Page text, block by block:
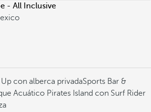
- All Inclusive
con alberca privadaSports Bar &
Acuático Pirates Island con Surf Rider